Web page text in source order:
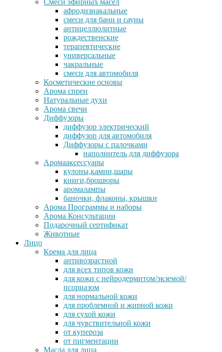
Cмеси эфирных масел
афродизиакальные
смеси для бани и сауны
антицеллюлитные
рождественские
терапевтические
универсальные
чакральные
смеси для автомобиля
Косметические основы
Арома спреи
Натуральные духи
Арома свечи
Диффузоры
диффузор электрический
диффузор для автомобиля
Диффузоры с палочками
наполнитель для диффузора
Аромааксессуары
кулоны,камни,шары
книги,брошюры
аромалампы
баночки, флаконы, крышки
Арома Программы и наборы
Арома Консультации
Подарочный сертификат
Животные
Лицо
Крема для лица
антивозрастной
для всех типов кожи
для кожи с нейродермитом/экземой/
псориазом
для нормальной кожи
для проблемной и жирной кожи
для сухой кожи
для чувствительной кожи
от купероза
от пигментации
Масла для лица